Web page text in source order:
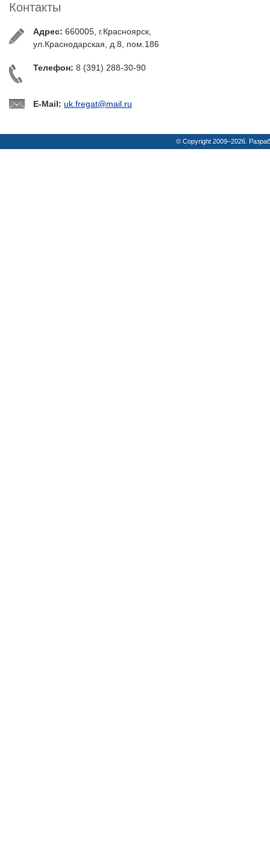
Контакты
Адрес: 660005, г.Красноярск,
ул.Краснодарская, д.8, пом.186
Телефон: 8 (391) 288-30-90
E-Mail: uk.fregat@mail.ru
© Copyright 2009–2026.